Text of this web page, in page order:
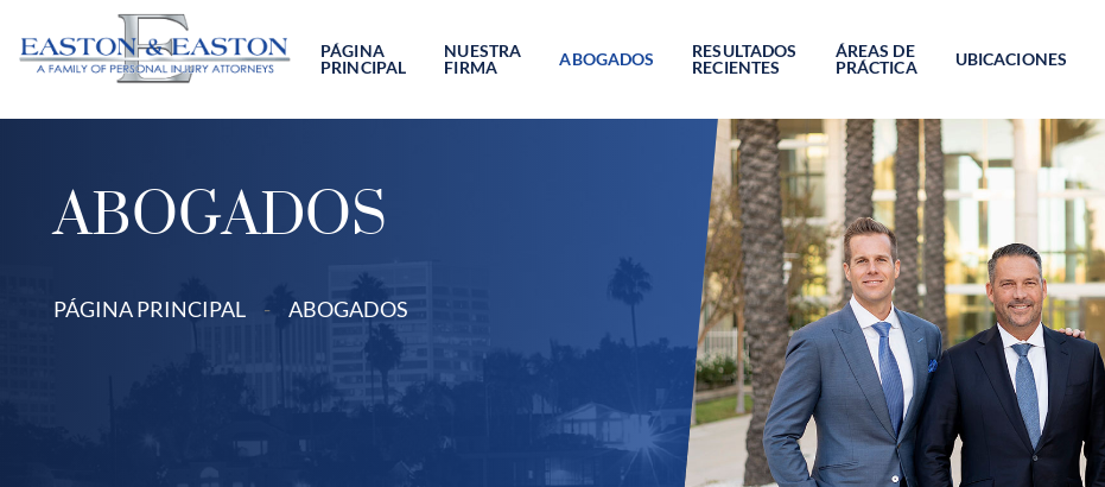
contenido
PÁGINA
PRINCIPAL
NUESTRA
FIRMA
ABOGADOS
RESULTADOS
RECIENTES
ÁREAS DE
PRÁCTICA
UBICACIONES
ABOGADOS
PÁGINA PRINCIPAL - ABOGADOS